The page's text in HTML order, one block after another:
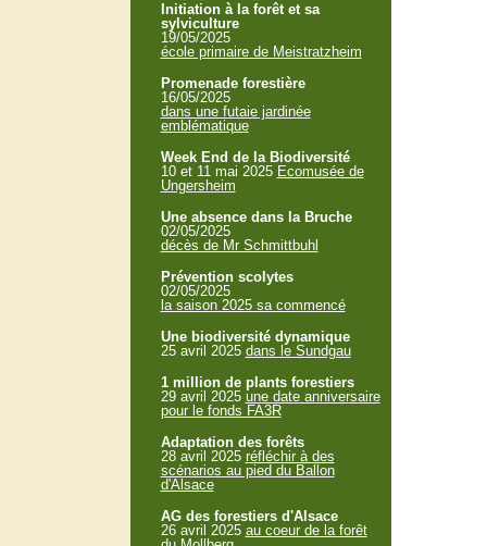
Initiation à la forêt et sa
sylviculture
19/05/2025
école primaire de Meistratzheim
Promenade forestière
16/05/2025
dans une futaie jardinée
emblématique
Week End de la Biodiversité
10 et 11 mai 2025 Ecomusée de
Ungersheim
Une absence dans la Bruche
02/05/2025
décès de Mr Schmittbuhl
Prévention scolytes
02/05/2025
la saison 2025 sa commencé
Une biodiversité dynamique
25 avril 2025 dans le Sundgau
1 million de plants forestiers
29 avril 2025 une date anniversaire
pour le fonds FA3R
Adaptation des forêts
28 avril 2025 réfléchir à des
scénarios au pied du Ballon
d'Alsace
AG des forestiers d'Alsace
26 avril 2025 au coeur de la forêt